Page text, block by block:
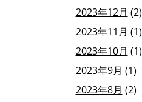
2023年12月 (2)
2023年11月 (1)
2023年10月 (1)
2023年9月 (1)
2023年8月 (2)